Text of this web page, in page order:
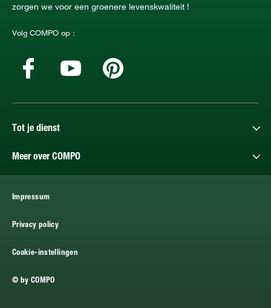
zorgen we voor een groenere levenskwaliteit !
Volg COMPO op :
Tot je dienst
Meer over COMPO
Impressum
Privacy policy
Cookie-instellingen
© by COMPO